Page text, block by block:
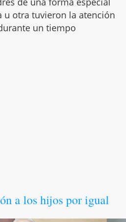
u otra tuvieron la atención
un tiempo
a los hijos por igual